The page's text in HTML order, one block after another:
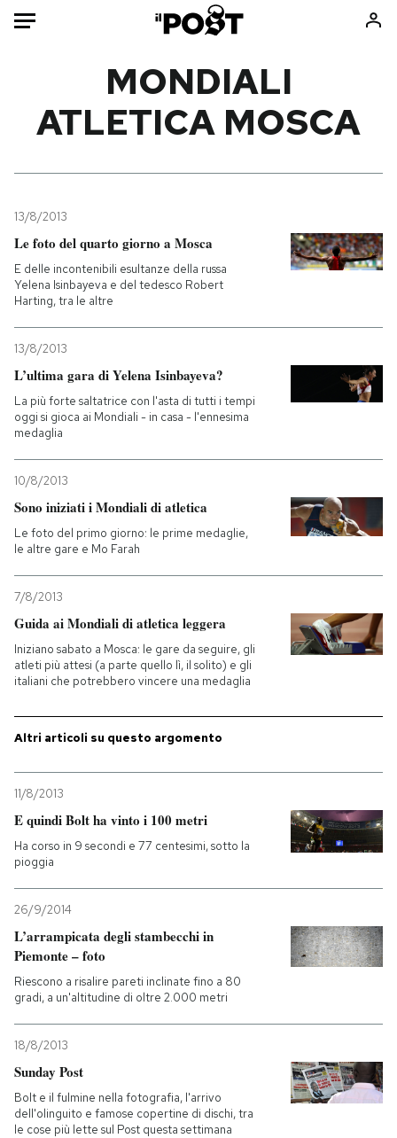
HOME
Mondo
Tecnologia
Internet
Scienza
Cultura
Economia
Sport
Libri
Ok Boomer!
Media
Altrecose
PODCAST
NEWSLETTER
I MIEI PREFERITI
CALENDARIO
MONDIALI
ATLETICA MOSCA
13/8/2013
Le foto del quarto giorno a Mosca
E delle incontenibili esultanze della russa
Yelena Isinbayeva e del tedesco Robert
Harting, tra le altre
13/8/2013
L’ultima gara di Yelena Isinbayeva?
La più forte saltatrice con l'asta di tutti i tempi
oggi si gioca ai Mondiali - in casa - l'ennesima
medaglia
10/8/2013
Sono iniziati i Mondiali di atletica
Le foto del primo giorno: le prime medaglie,
le altre gare e Mo Farah
7/8/2013
Guida ai Mondiali di atletica leggera
Iniziano sabato a Mosca: le gare da seguire, gli
atleti più attesi (a parte quello lì, il solito) e gli
italiani che potrebbero vincere una medaglia
Altri articoli su questo argomento
11/8/2013
E quindi Bolt ha vinto i 100 metri
Ha corso in 9 secondi e 77 centesimi, sotto la
pioggia
26/9/2014
L’arrampicata degli stambecchi in
Piemonte – foto
Riescono a risalire pareti inclinate fino a 80
gradi, a un'altitudine di oltre 2.000 metri
18/8/2013
Sunday Post
Bolt e il fulmine nella fotografia, l'arrivo
dell'olinguito e famose copertine di dischi, tra
le cose più lette sul Post questa settimana